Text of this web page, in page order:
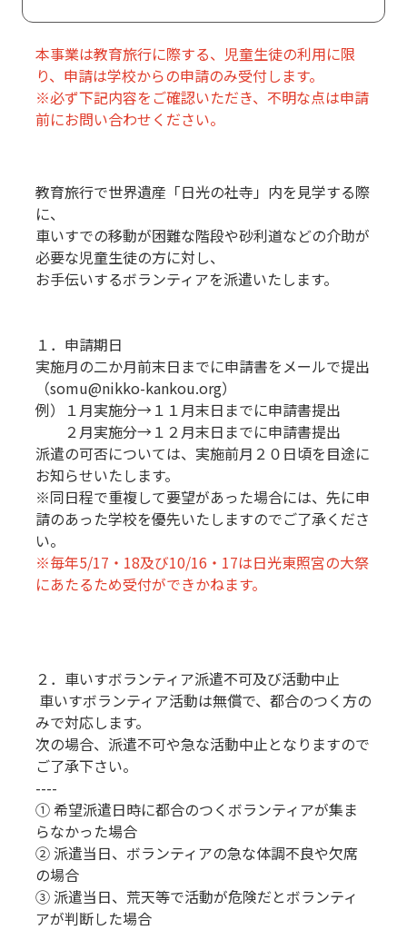
本事業は教育旅行に際する、児童生徒の利用に限
り、申請は学校からの申請のみ受付します。
※必ず下記内容をご確認いただき、不明な点は申請
前にお問い合わせください。
教育旅行で世界遺産「日光の社寺」内を見学する際
に、
車いすでの移動が困難な階段や砂利道などの介助が
必要な児童生徒の方に対し、
お手伝いするボランティアを派遣いたします。
１．申請期日
実施月の二か月前末日までに申請書をメールで提出
（somu@nikko-kankou.org）
例）１月実施分→１１月末日までに申請書提出
２月実施分→１２月末日までに申請書提出
派遣の可否については、実施前月２０日頃を目途に
お知らせいたします。
※同日程で重複して要望があった場合には、先に申
請のあった学校を優先いたしますのでご了承くださ
い。
※毎年5/17・18及び10/16・17は日光東照宮の大祭
にあたるため受付ができかねます。
２．車いすボランティア派遣不可及び活動中止
車いすボランティア活動は無償で、都合のつく方の
みで対応します。
次の場合、派遣不可や急な活動中止となりますので
ご了承下さい。
----
① 希望派遣日時に都合のつくボランティアが集ま
らなかった場合
② 派遣当日、ボランティアの急な体調不良や欠席
の場合
③ 派遣当日、荒天等で活動が危険だとボランティ
アが判断した場合